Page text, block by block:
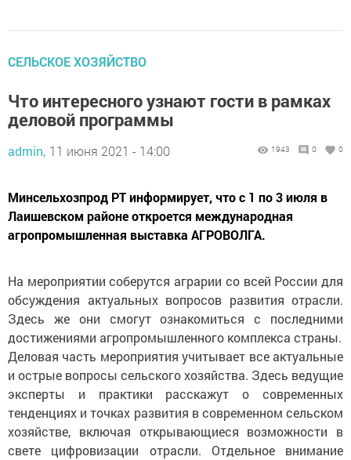
CЕЛЬСКОЕ ХОЗЯЙСТВО
Что интересного узнают гости в рамках
деловой программы
admin, 11 июня 2021 - 14:00 1943 0 0
Минсельхозпрод РТ информирует, что с 1 по 3 июля в
Лаишевском районе откроется международная
агропромышленная выставка АГРОВОЛГА.
На мероприятии соберутся аграрии со всей России для
обсуждения актуальных вопросов развития отрасли.
Здесь же они смогут ознакомиться с последними
достижениями агропромышленного комплекса страны.
Деловая часть мероприятия учитывает все актуальные
и острые вопросы сельского хозяйства. Здесь ведущие
эксперты и практики расскажут о современных
тенденциях и точках развития в современном сельском
хозяйстве, включая открывающиеся возможности в
свете цифровизации отрасли. Отдельное внимание